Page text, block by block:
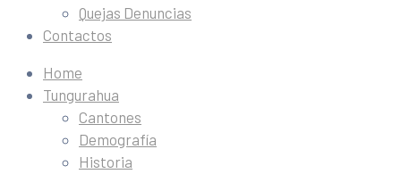
Quejas Denuncias
Contactos
Home
Tungurahua
Cantones
Demografía
Historia